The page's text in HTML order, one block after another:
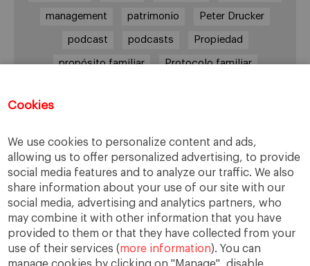
Cookies
We use cookies to personalize content and ads,
allowing us to offer personalized advertising, to provide
social media features and to analyze our traffic. We also
share information about your use of our site with our
social media, advertising and analytics partners, who
may combine it with other information that you have
provided to them or that they have collected from your
use of their services (more information). You can
management patrimonio Peter Drucker
podcast podcasts Propiedad
propósito familiar Protocolo familiar
salud
toma de decisiones valores virtudes
Enlaces
Cátedra de Empresa Familiar